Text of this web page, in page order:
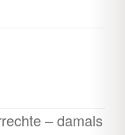
– damals